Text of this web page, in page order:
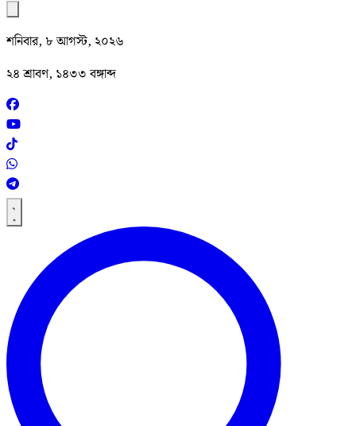
শনিবার, ৮ আগস্ট, ২০২৬
২৪ শ্রাবণ, ১৪৩৩ বঙ্গাব্দ